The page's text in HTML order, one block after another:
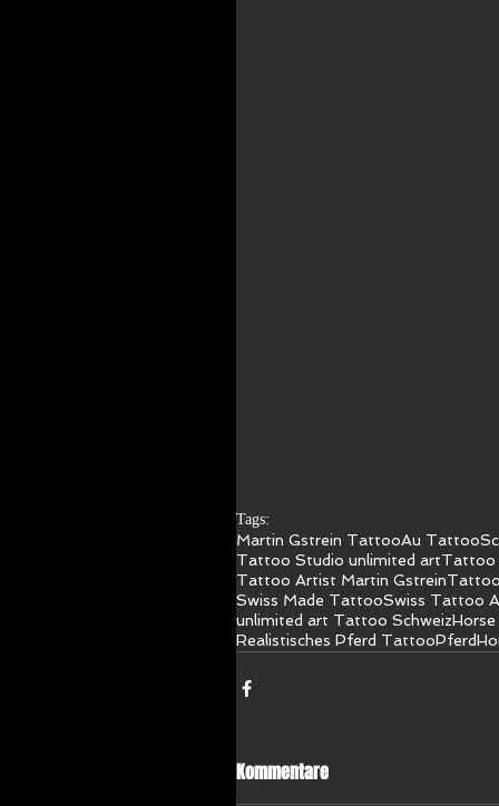
Tags:
Martin Gstrein TattooAu Tattoo
Tattoo Studio unlimited artTattoo
Tattoo Artist Martin Gstrein
Swiss Made TattooSwiss Tattoo
unlimited art Tattoo Schweiz
Realistisches Pferd TattooPferd
Kommentare